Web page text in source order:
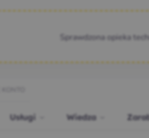
Sprawdzona opieka
Usługi Wiedza